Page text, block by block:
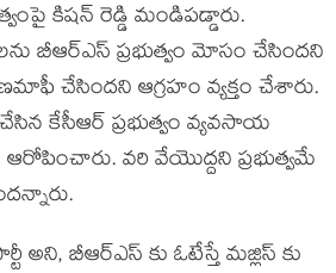
కిషన్ రెడ్డి మండిపడ్డారు.
బీఆర్ఎస్ ప్రభుత్వం మోసం చేసిందని
చేసిందని ఆగ్రహం వ్యక్తం చేశారు.
కేసీఆర్ ప్రభుత్వం వ్యవసాయ
ఆరోపించారు. వరి వేయొద్దని ప్రభుత్వమే
అని, బీఆర్ఎస్ కు ఓటేస్తే మజ్లిస్ కు